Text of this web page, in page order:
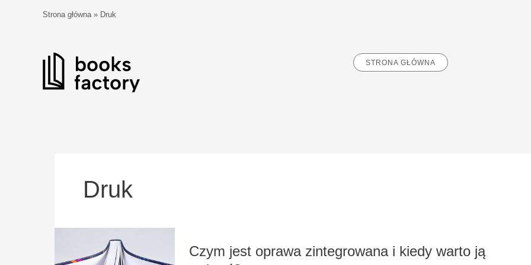
Strona główna» Druk
STRONA GŁÓWNA
Druk
Czym jest oprawa zintegrowana i kiedy warto ją
jest